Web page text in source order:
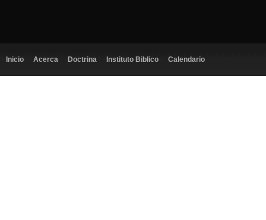
Inicio Acerca Doctrina Instituto Biblico Calendario